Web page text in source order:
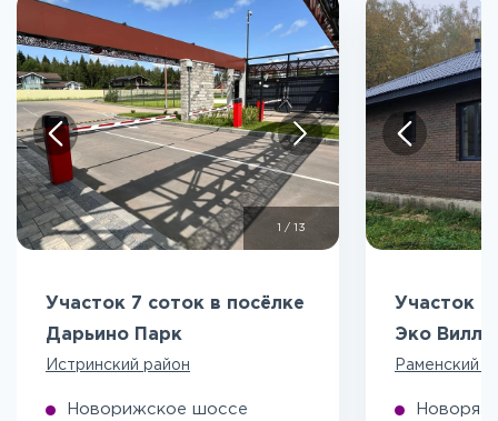
/ 13
Участок 7 соток в посёлке
Дарьино Парк
Истринский район
Новорижское шоссе
Участок 5
Эко
Раменский